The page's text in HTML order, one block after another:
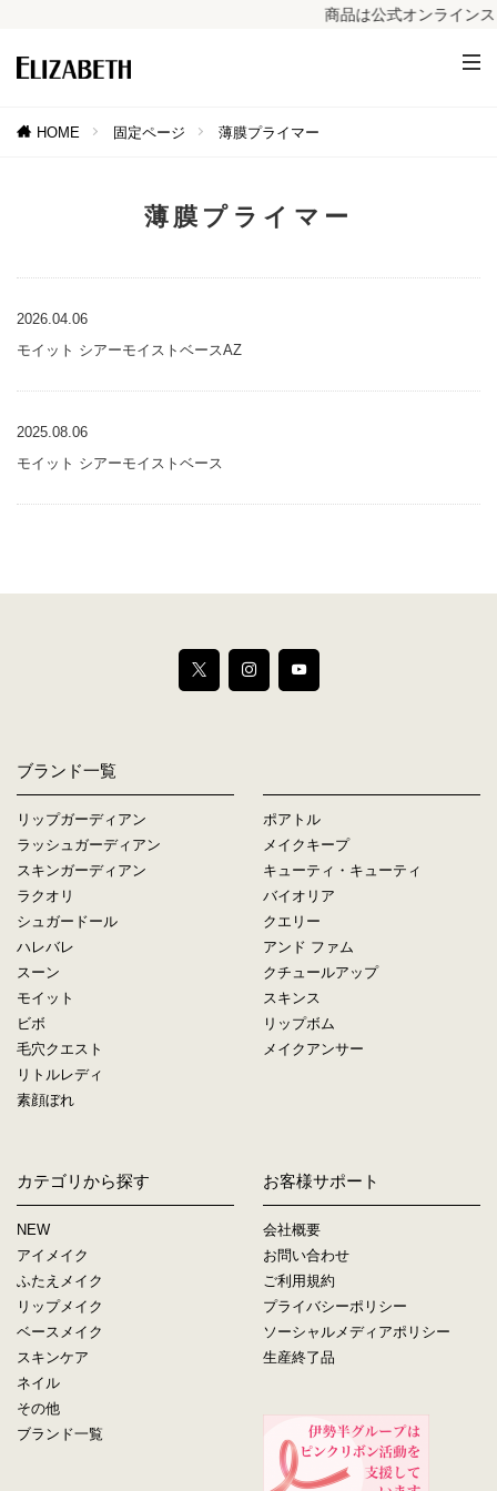
商品は公式オンラインス
HOME 固定ページ 薄膜プライマー
薄膜プライマー
2026.04.06
モイット シアーモイストベースAZ
2025.08.06
モイット シアーモイストベース
ブランド一覧
リップガーディアン
ラッシュガーディアン
スキンガーディアン
ラクオリ
シュガードール
ハレバレ
スーン
モイット
ビボ
毛穴クエスト
リトルレディ
素顔ぼれ
ポアトル
メイクキープ
キューティ・キューティ
バイオリア
クエリー
アンド ファム
クチュールアップ
スキンス
リップボム
メイクアンサー
カテゴリから探す
NEW
アイメイク
ふたえメイク
リップメイク
ベースメイク
スキンケア
ネイル
その他
ブランド一覧
お客様サポート
会社概要
お問い合わせ
ご利用規約
プライバシーポリシー
ソーシャルメディアポリシー
生産終了品